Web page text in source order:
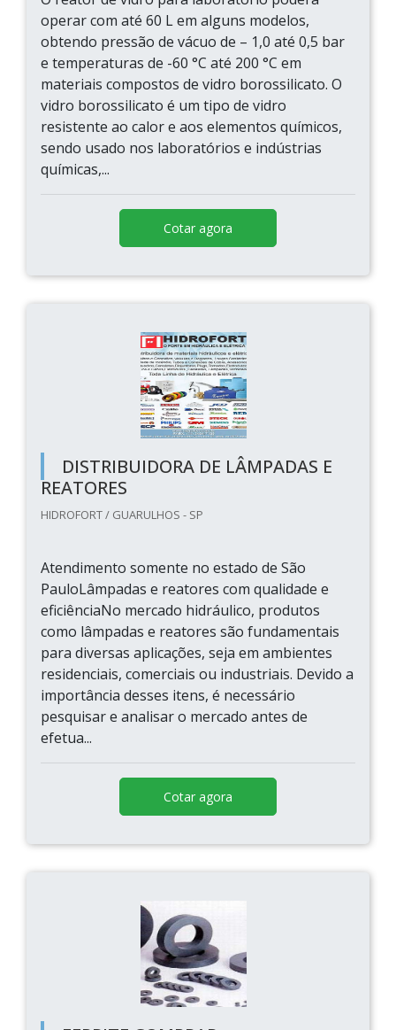
operar com até 60 L em alguns modelos,
obtendo pressão de vácuo de – 1,0 até 0,5 bar
e temperaturas de -60 °C até 200 °C em
materiais compostos de vidro borossilicato. O
vidro borossilicato é um tipo de vidro
resistente ao calor e aos elementos químicos,
sendo usado nos laboratórios e indústrias
químicas,...
Cotar agora
DISTRIBUIDORA DE LÂMPADAS E
REATORES
HIDROFORT / GUARULHOS - SP
Atendimento somente no estado de São
PauloLâmpadas e reatores com qualidade e
eficiênciaNo mercado hidráulico, produtos
como lâmpadas e reatores são fundamentais
para diversas aplicações, seja em ambientes
residenciais, comerciais ou industriais. Devido a
importância desses itens, é necessário
pesquisar e analisar o mercado antes de
efetua...
Cotar agora